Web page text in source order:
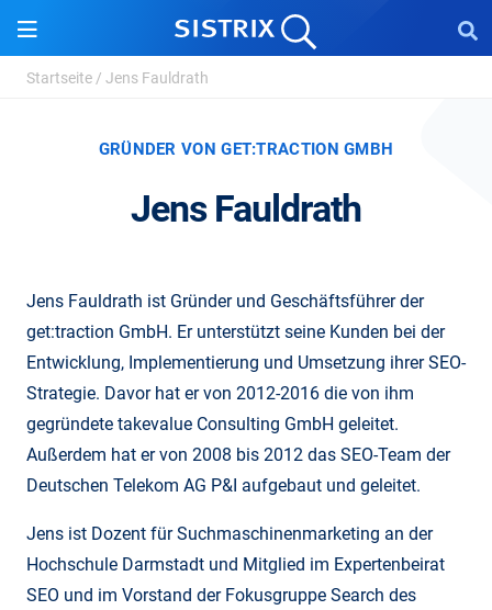
Startseite / Jens Fauldrath
GRÜNDER VON GET:TRACTION GMBH
Jens Fauldrath
Jens Fauldrath ist Gründer und Geschäftsführer der
get:traction GmbH. Er unterstützt seine Kunden bei der
Entwicklung, Implementierung und Umsetzung ihrer SEO-
Strategie. Davor hat er von 2012-2016 die von ihm
gegründete takevalue Consulting GmbH geleitet.
Außerdem hat er von 2008 bis 2012 das SEO-Team der
Deutschen Telekom AG P&I aufgebaut und geleitet.
Jens ist Dozent für Suchmaschinenmarketing an der
Hochschule Darmstadt und Mitglied im Expertenbeirat
SEO und im Vorstand der Fokusgruppe Search des